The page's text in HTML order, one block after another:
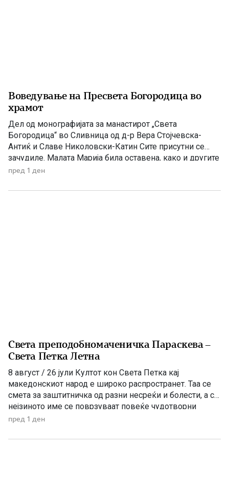
Воведување на Пресвета Богородица во
храмот
Дел од монографијата за манастирот „Света
Богородица“ во Сливница од д-р Вера Стојчевска-
Антиќ и Славе Николовски-Катин Сите присутни се
зачудиле. Малата Марија била оставена, како и другите
девици да живее во храмот. Таа се откажала од
починал на 80 години. Ана останала сама и се […]
пред 1 ден
Света преподобномаченичка Параскева –
Света Петка Летна
8 август / 26 јули Култот кон Света Петка кај
македонскиот народ е широко распространет. Таа се
смета за заштитничка од разни несреќи и болести, а со
нејзиното име се поврзуваат повеќе чудотворни
икони и лековити извори, познати како „петочни води“.
светителки со името Параскева – Петка, поради што
пред 1 ден